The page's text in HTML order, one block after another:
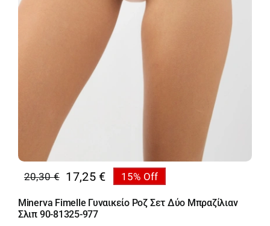
20,30€
Original
price
was:
17,25 €
Η
τρέχουσα
τιμή
15% Off
Minerva Fimelle Γυναικείο Ροζ Σετ Δύο Μπραζίλιαν
Σλιπ 90-81325-977